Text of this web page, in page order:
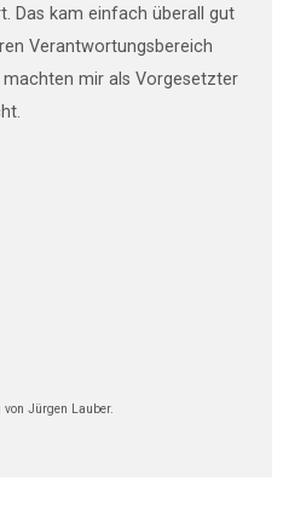
Das kam einfach überall gut
Verantwortungsbereich
mir als Vorgesetzter
Jürgen Lauber.